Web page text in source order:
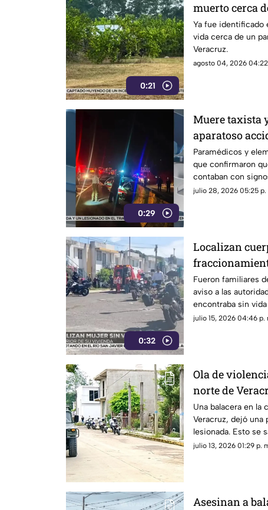
0:21
muerto cerca
Ya fue identificado
vida cerca de un
Veracruz.
agosto 04, 2026
0:29
Muere taxista
aparatoso
en Coatepec
Paramédicos y
que confirmaron
contaban con
Coatepec.
julio 28, 2026 05:25 p.
0:32
Localizan
Fueron familiares
aviso a las
encontraba sin
Córdoba.
julio 15, 2026 04:46 p.
Ola de
norte de
herido
Una balacera en la
Veracruz, dejó una
lesionada. Esto se
julio 13, 2026 01:29 p.
Asesinan a